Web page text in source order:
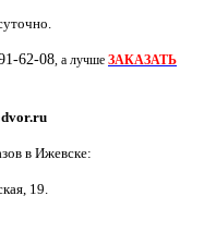
62-08, а лучше ЗАКАЗАТЬ
в Ижевске:
19